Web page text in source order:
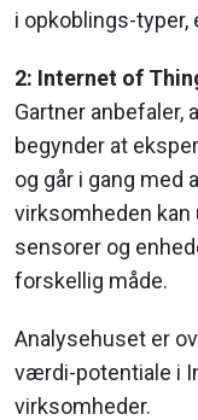
i opkoblings-typer,
2: Internet of
Gartner anbefaler,
begynder at
og går i gang med
virksomheden kan
sensorer og
forskellig måde.
Analysehuset er
værdi-potentiale i
virksomheder.